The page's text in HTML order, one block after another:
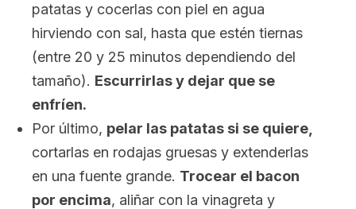
patatas y cocerlas con piel en agua
hirviendo con sal, hasta que estén tiernas
(entre 20 y 25 minutos dependiendo del
tamaño). Escurrirlas y dejar que se
enfríen.
Por último, pelar las patatas si se quiere,
cortarlas en rodajas gruesas y extenderlas
en una fuente grande. Trocear el bacon
por encima, aliñar con la vinagreta y